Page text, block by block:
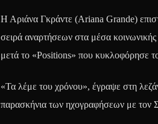
Η Αριάνα Γκράντε (Ariana Grande)
σειρά αναρτήσεων στα μέσα
μετά το «Positions» που κυκλοφόρησε
«Τα λέμε του χρόνου», έγραψε στη
παρασκήνια των ηχογραφήσεων με τον